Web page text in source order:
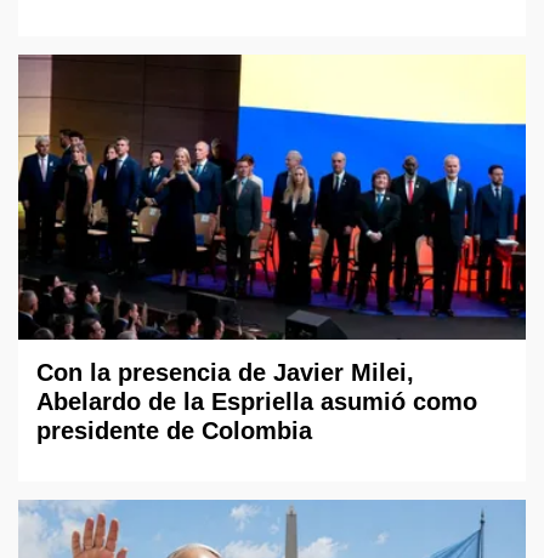
Con la presencia de Javier Milei,
Abelardo de la Espriella asumió como
presidente de Colombia